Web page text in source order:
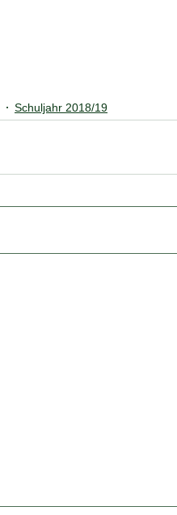
Schuljahr 2018/19